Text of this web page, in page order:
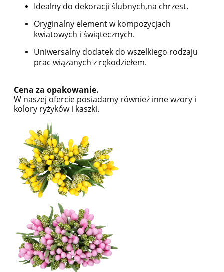
Idealny do dekoracji ślubnych,na chrzest.
Oryginalny element w kompozycjach
kwiatowych i świątecznych.
Uniwersalny dodatek do wszelkiego rodzaju
prac wiązanych z rękodziełem.
Cena za opakowanie.
W naszej ofercie posiadamy również inne wzory i
kolory ryżyków i kaszki.